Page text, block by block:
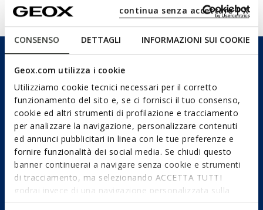
CONSENSO DETTAGLI INFORMAZIONI SUI COOKIE
Geox.com utilizza i cookie
Utilizziamo cookie tecnici necessari per il corretto
funzionamento del sito e, se ci fornisci il tuo consenso,
cookie ed altri strumenti di profilazione e tracciamento
per analizzare la navigazione, personalizzare contenuti
ed annunci pubblicitari in linea con le tue preferenze e
fornire funzionalità dei social media. Se chiudi questo
banner continuerai a navigare senza cookie e strumenti
di tracciamento, ma selezionando ACCETTA TUTTI
godrai invece di una navigazione personalizzata sulla
base dei tuoi gusti ed interessi. Selezionando
continua senza accettare | X
Technologies